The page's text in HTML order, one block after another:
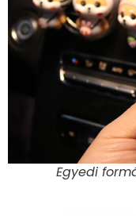
Egyedi